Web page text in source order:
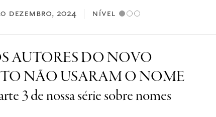
dezembro, 2024 nível
AUTORES DO NOVO
NÃO USARAM O NOME
3 de nossa série sobre nomes